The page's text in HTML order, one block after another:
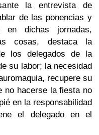
la entrevista de
de las ponencias y
en dichas jornadas,
cosas, destaca la
los delegados de la
su labor; la necesidad
recupere su
no hacerse la fiesta no
en la responsabilidad
el delegado en el